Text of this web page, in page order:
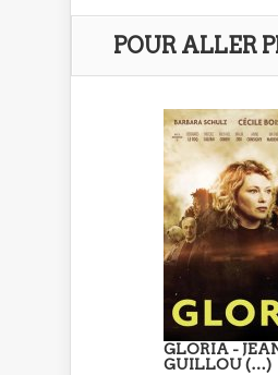
POUR ALLER
GLORIA -
GUILLOU (…)